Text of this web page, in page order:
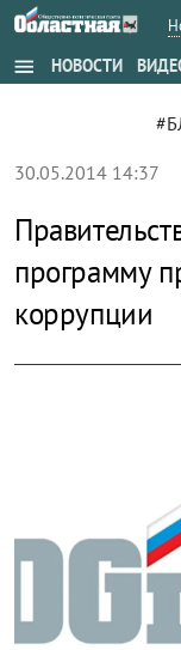
menu НОВОСТИ
30.05.2014 14:37
программу
коррупции